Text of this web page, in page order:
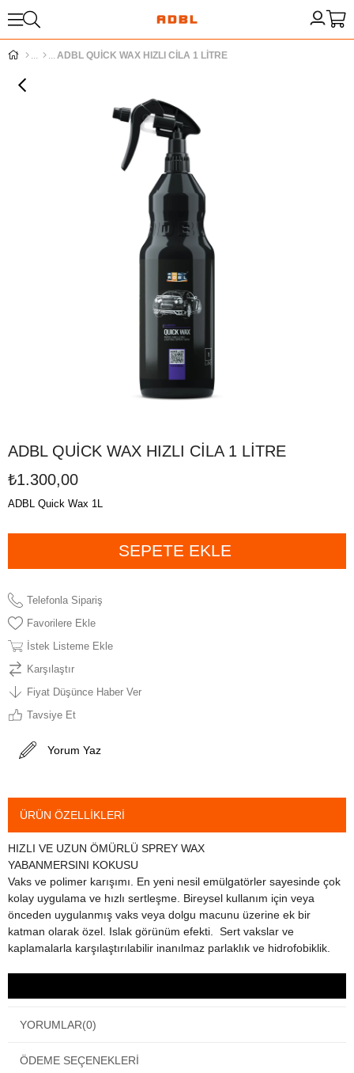
ADBL QUİCK WAX HIZLI CİLA 1 LİTRE
ADBL QUİCK WAX HIZLI CİLA 1 LİTRE
₺1.300,00
ADBL Quick Wax 1L
Telefonla Sipariş
Favorilere Ekle
İstek Listeme Ekle
Karşılaştır
Fiyat Düşünce Haber Ver
Tavsiye Et
Yorum Yaz
ÜRÜN ÖZELLIKLERI
HIZLI VE UZUN ÖMÜRLÜ SPREY WAX
YABANMERSINI KOKUSU
Vaks ve polimer karışımı. En yeni nesil emülgatörler sayesinde çok
kolay uygulama ve hızlı sertleşme. Bireysel kullanım için veya
önceden uygulanmış vaks veya dolgu macunu üzerine ek bir
katman olarak özel. Islak görünüm efekti. Sert vakslar ve
kaplamalarla karşılaştırılabilir inanılmaz parlaklık ve hidrofobiklik.
YORUMLAR(0)
ÖDEME SEÇENEKLERI